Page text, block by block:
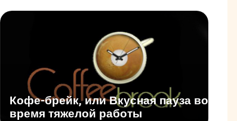
Кофе-брейк, или Вкусная пауза во
время тяжелой работы